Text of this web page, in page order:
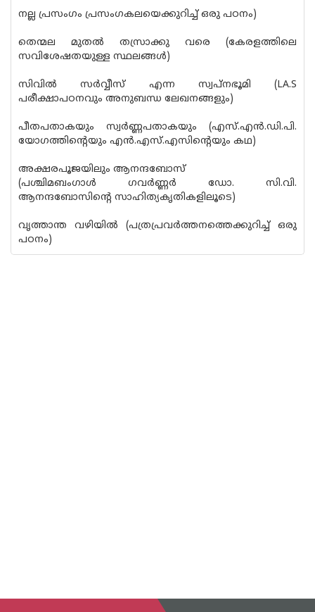
നല്ല പ്രസംഗം പ്രസംഗകലയെക്കുറിച്ച് ഒരു പഠനം)
തെന്മല മുതൽ തസ്രാക്കു വരെ (കേരളത്തിലെ
സവിശേഷതയുള്ള സ്ഥലങ്ങൾ)
സിവിൽ സർവ്വീസ് എന്ന സ്വ‌പ്നഭൂമി (LA.S
പരീക്ഷാപഠനവും അനുബന്ധ ലേഖനങ്ങളും)
പീതപതാകയും സ്വർണ്ണപതാകയും (എസ്.എൻ.ഡി.പി.
യോഗത്തിന്റെയും എൻ.എസ്.എസിന്റെയും കഥ)
അക്ഷരപൂജയിലും ആനന്ദബോസ്
(പശ്ചിമബംഗാൾ ഗവർണ്ണർ ഡോ. സി.വി.
ആനന്ദബോസിൻ്റെ സാഹിത്യകൃതികളിലൂടെ)
വൃത്താന്ത വഴിയിൽ (പത്രപ്രവർത്തനത്തെക്കുറിച്ച് ഒരു
പഠനം)